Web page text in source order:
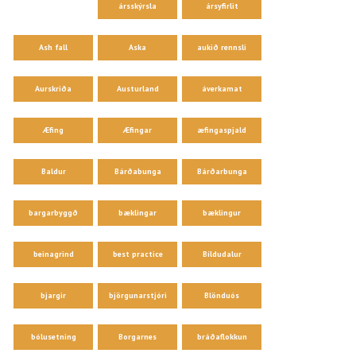
ársskýrsla ársyfirlit
Ash fall Aska aukið rennsli
Aurskriða Austurland áverkamat
Æfing Æfingar æfingaspjald
Baldur Bárðabunga Bárðarbunga
bargarbyggð bæklingar bæklingur
beinagrind best practice Bíldudalur
bjargir björgunarstjóri Blönduós
bólusetning Borgarnes bráðaflokkun